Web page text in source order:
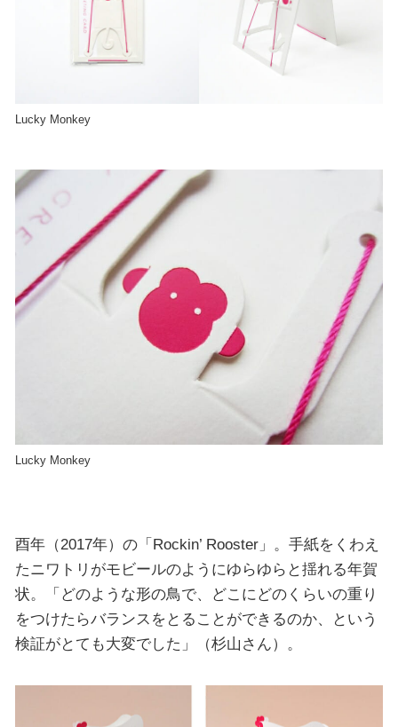
Lucky Monkey
Lucky Monkey
酉年（2017年）の「Rockin’ Rooster」。手紙をくわえ
たニワトリがモビールのようにゆらゆらと揺れる年賀
状。「どのような形の鳥で、どこにどのくらいの重り
をつけたらバランスをとることができるのか、という
検証がとても大変でした」（杉山さん）。